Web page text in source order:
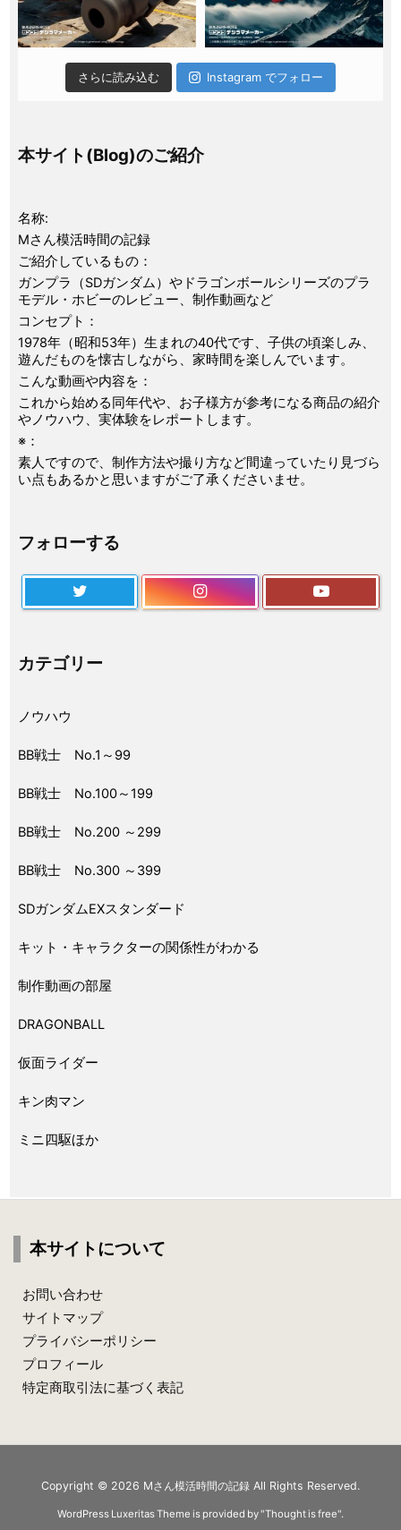
さらに読み込む Instagram でフォロー
本サイト(Blog)のご紹介
名称:
Mさん模活時間の記録
ご紹介しているもの：
ガンプラ（SDガンダム）やドラゴンボールシリーズのプラ
モデル・ホビーのレビュー、制作動画など
コンセプト：
1978年（昭和53年）生まれの40代です、子供の頃楽しみ、
遊んだものを懐古しながら、家時間を楽しんでいます。
こんな動画や内容を：
これから始める同年代や、お子様方が参考になる商品の紹介
やノウハウ、実体験をレポートします。
※：
素人ですので、制作方法や撮り方など間違っていたり見づら
い点もあるかと思いますがご了承くださいませ。
フォローする
カテゴリー
ノウハウ
BB戦士 No.1～99
BB戦士 No.100～199
BB戦士 No.200 ～299
BB戦士 No.300 ～399
SDガンダムEXスタンダード
キット・キャラクターの関係性がわかる
制作動画の部屋
DRAGONBALL
仮面ライダー
キン肉マン
ミニ四駆ほか
本サイトについて
お問い合わせ
サイトマップ
プライバシーポリシー
プロフィール
特定商取引法に基づく表記
Copyright © 2026 Mさん模活時間の記録 All Rights Reserved.
WordPress Luxeritas Theme is provided by "Thought is free".